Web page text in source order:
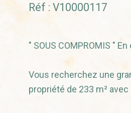
Réf : V10000117
" SOUS COMPROMIS "
Vous recherchez une
propriété de 233 m²